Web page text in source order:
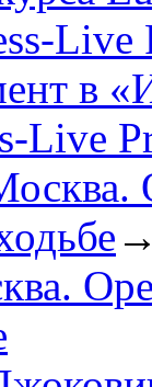
Live
в
Live